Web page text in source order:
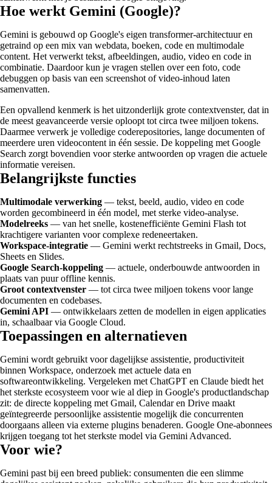
Hoe werkt Gemini (Google)?
Gemini is gebouwd op Google's eigen transformer-architectuur en
getraind op een mix van webdata, boeken, code en multimodale
content. Het verwerkt tekst, afbeeldingen, audio, video en code in
combinatie. Daardoor kun je vragen stellen over een foto, code
debuggen op basis van een screenshot of video-inhoud laten
samenvatten.
Een opvallend kenmerk is het uitzonderlijk grote contextvenster, dat in
de meest geavanceerde versie oploopt tot circa twee miljoen tokens.
Daarmee verwerk je volledige coderepositories, lange documenten of
meerdere uren videocontent in één sessie. De koppeling met Google
Search zorgt bovendien voor sterke antwoorden op vragen die actuele
informatie vereisen.
Belangrijkste functies
Multimodale verwerking — tekst, beeld, audio, video en code
worden gecombineerd in één model, met sterke video-analyse.
Modelreeks — van het snelle, kostenefficiënte Gemini Flash tot
krachtigere varianten voor complexe redeneertaken.
Workspace-integratie — Gemini werkt rechtstreeks in Gmail, Docs,
Sheets en Slides.
Google Search-koppeling — actuele, onderbouwde antwoorden in
plaats van puur offline kennis.
Groot contextvenster — tot circa twee miljoen tokens voor lange
documenten en codebases.
Gemini API — ontwikkelaars zetten de modellen in eigen applicaties
in, schaalbaar via Google Cloud.
Toepassingen en alternatieven
Gemini wordt gebruikt voor dagelijkse assistentie, productiviteit
binnen Workspace, onderzoek met actuele data en
softwareontwikkeling. Vergeleken met ChatGPT en Claude biedt het
het sterkste ecosysteem voor wie al diep in Google's productlandschap
zit: de directe koppeling met Gmail, Calendar en Drive maakt
geïntegreerde persoonlijke assistentie mogelijk die concurrenten
doorgaans alleen via externe plugins benaderen. Google One-abonnees
krijgen toegang tot het sterkste model via Gemini Advanced.
Voor wie?
Gemini past bij een breed publiek: consumenten die een slimme